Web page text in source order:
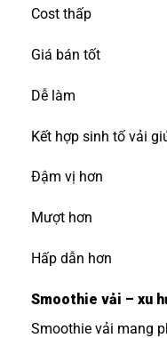
Cost thấp
Giá bán tốt
Dễ làm
Kết hợp sinh tố vải
Đậm vị hơn
Mượt hơn
Hấp dẫn hơn
Smoothie vải – xu
Smoothie vải mang